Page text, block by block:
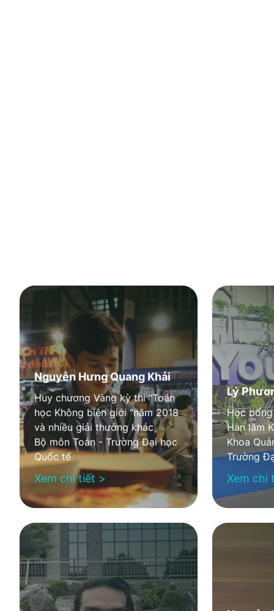
Nguyễn Hưng Quang Khải
Huy chương Vàng kỳ thi "Toán
học Không biên giới "năm 2018
và nhiều giải thưởng khác
Bộ môn Toán - Trường Đại học
Quốc tế
Xem chi tiết >
Lý
Học
Hàn lâm
Khoa
Trường
Xem chi